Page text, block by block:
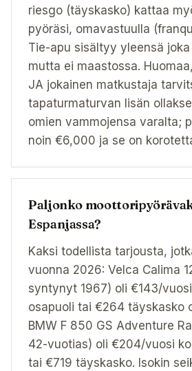
riesgo (täyskasko) kattaa
pyöräsi, omavastuulla
Tie-apu sisältyy yleensä
mutta ei maastossa.
JA jokainen matkustaja
tapaturmaturvan lisän
omien vammojensa varalta;
noin €6,000 ja se on
Paljonko
Espanjassa?
Kaksi todellista tarjousta,
vuonna 2026: Velca Calima
syntynyt 1967) oli €143/
osapuoli tai €264 täyskasko
BMW F 850 GS Adventure
42-vuotias) oli €204/vuosi
tai €719 täyskasko. Isokin